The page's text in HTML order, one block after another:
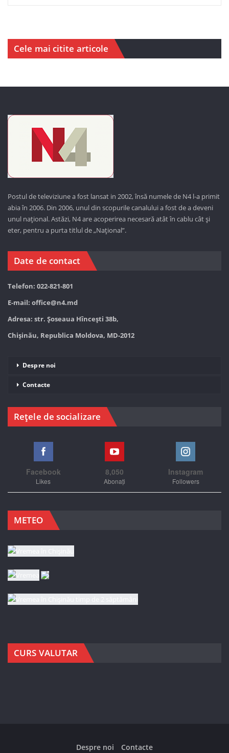
Cele mai citite articole
Postul de televiziune a fost lansat in 2002, însă numele de N4 l-a primit
abia în 2006. Din 2006, unul din scopurile canalului a fost de a deveni
unul național. Astăzi, N4 are acoperirea necesară atât în cablu cât și
eter, pentru a purta titlul de „Național”.
Date de contact
Telefon: 022-821-801
E-mail: office@n4.md
Adresa: str. Șoseaua Hînceşti 38b,
Chișinău, Republica Moldova, MD-2012
Despre noi
Contacte
Rețele de socializare
Facebook
Likes
8,050
Abonați
Instagram
Followers
METEO
CURS VALUTAR
Despre noi Contacte